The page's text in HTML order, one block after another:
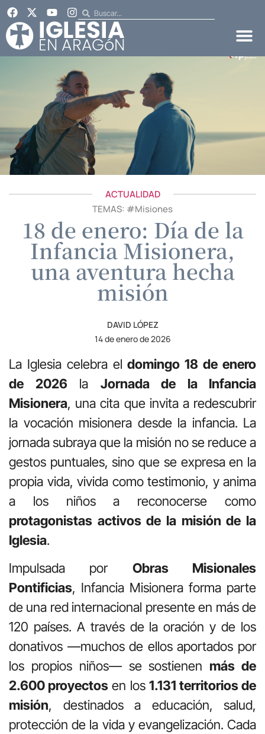
ACTUALIDAD
TEMAS: #Misiones
18 de enero: Día de la
Infancia Misionera,
una aventura hecha
misión
DAVID LÓPEZ
14 de enero de 2026
La Iglesia celebra eldomingo 18 de enero
de 2026 la Jornada de la Infancia
Misionera, una cita que invita a redescubrir
la vocación misionera desde la infancia. La
jornada subraya que la misión no se reduce a
gestos puntuales, sino que se expresa en la
propia vida, vivida como testimonio, y anima
a los niños a reconocerse como
protagonistas activos de la misión de la
Iglesia.
Impulsada por Obras Misionales
Pontificias, Infancia Misionera forma parte
de una red internacional presente en más de
120 países. A través de la oración y de los
donativos —muchos de ellos aportados por
los propios niños— se sostienen más de
2.600 proyectos en los 1.131 territorios de
misión, destinados a educación, salud,
protección de la vida y evangelización. Cada